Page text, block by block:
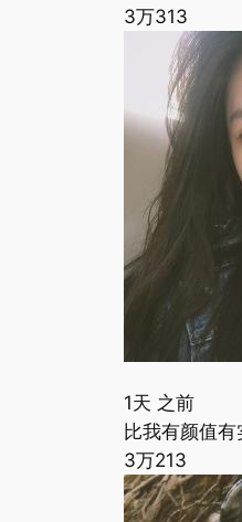
3万313
1天 之前
比我有颜值
3万213